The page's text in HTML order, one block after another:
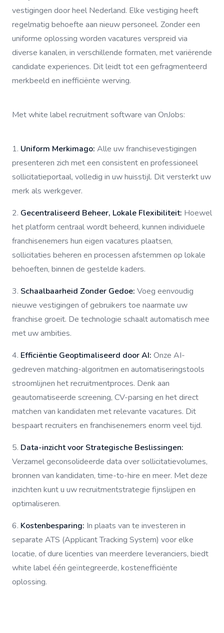
vestigingen door heel Nederland. Elke vestiging heeft
regelmatig behoefte aan nieuw personeel. Zonder een
uniforme oplossing worden vacatures verspreid via
diverse kanalen, in verschillende formaten, met variërende
candidate experiences. Dit leidt tot een gefragmenteerd
merkbeeld en inefficiënte werving.
Met white label recruitment software van OnJobs:
1. Uniform Merkimago: Alle uw franchisevestigingen
presenteren zich met een consistent en professioneel
sollicitatieportaal, volledig in uw huisstijl. Dit versterkt uw
merk als werkgever.
2. Gecentraliseerd Beheer, Lokale Flexibiliteit: Hoewel
het platform centraal wordt beheerd, kunnen individuele
franchisenemers hun eigen vacatures plaatsen,
sollicitaties beheren en processen afstemmen op lokale
behoeften, binnen de gestelde kaders.
3. Schaalbaarheid Zonder Gedoe: Voeg eenvoudig
nieuwe vestigingen of gebruikers toe naarmate uw
franchise groeit. De technologie schaalt automatisch mee
met uw ambities.
4. Efficiëntie Geoptimaliseerd door AI: Onze AI-
gedreven matching-algoritmen en automatiseringstools
stroomlijnen het recruitmentproces. Denk aan
geautomatiseerde screening, CV-parsing en het direct
matchen van kandidaten met relevante vacatures. Dit
bespaart recruiters en franchisenemers enorm veel tijd.
5. Data-inzicht voor Strategische Beslissingen:
Verzamel geconsolideerde data over sollicitatievolumes,
bronnen van kandidaten, time-to-hire en meer. Met deze
inzichten kunt u uw recruitmentstrategie fijnslijpen en
optimaliseren.
6. Kostenbesparing: In plaats van te investeren in
separate ATS (Applicant Tracking System) voor elke
locatie, of dure licenties van meerdere leveranciers, biedt
white label één geïntegreerde, kostenefficiënte
oplossing.